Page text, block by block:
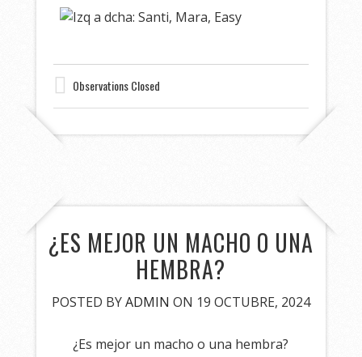
Observations Closed
¿ES MEJOR UN MACHO O UNA
HEMBRA?
POSTED BYADMIN ON 19 OCTUBRE, 2024
¿Es mejor un macho o una hembra?